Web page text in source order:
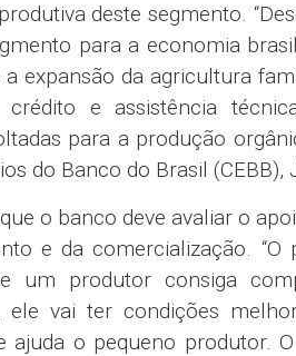
deste segmento.
para a economia
expansão da agricultura
e assistência
para a produção
do Banco do Brasil (CEBB),
o banco deve avaliar o
e da comercialização.
um produtor consiga
ele vai ter condições
ajuda o pequeno produtor.